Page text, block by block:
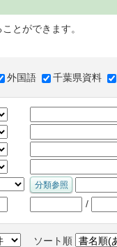
とができます。
外国語 千葉県資料
/
ソート順